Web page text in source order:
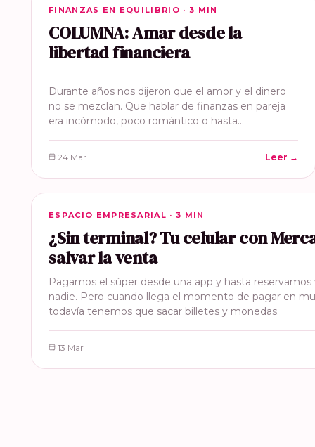
FINANZAS EN EQUILIBRIO
FINANZAS EN EQUILIBRIO · 3 MIN
COLUMNA: Amar desde la
libertad financiera
Durante años nos dijeron que el amor y el dinero
no se mezclan. Que hablar de finanzas en pareja
era incómodo, poco romántico o hasta…
24 Mar Leer →
ESPACIO EMPRESARIAL
ESPACIO EMPRESARIAL · 3 MIN
¿Sin terminal? Tu celular con
salvar la venta
Pagamos el súper desde una app y hasta reservamos
nadie. Pero cuando llega el momento de pagar en
todavía tenemos que sacar billetes y monedas.
13 Mar